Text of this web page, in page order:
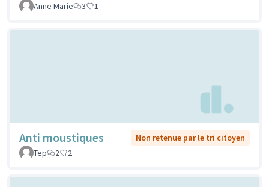
Anne Marie
3 1
Anti moustiques
Non retenue par le tri citoyen
Tep
2 2